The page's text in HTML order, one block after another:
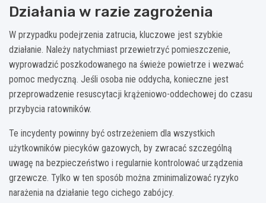
Działania w razie zagrożenia
W przypadku podejrzenia zatrucia, kluczowe jest szybkie
działanie. Należy natychmiast przewietrzyć pomieszczenie,
wyprowadzić poszkodowanego na świeże powietrze i wezwać
pomoc medyczną. Jeśli osoba nie oddycha, konieczne jest
przeprowadzenie resuscytacji krążeniowo-oddechowej do czasu
przybycia ratowników.
Te incydenty powinny być ostrzeżeniem dla wszystkich
użytkowników piecyków gazowych, by zwracać szczególną
uwagę na bezpieczeństwo i regularnie kontrolować urządzenia
grzewcze. Tylko w ten sposób można zminimalizować ryzyko
narażenia na działanie tego cichego zabójcy.